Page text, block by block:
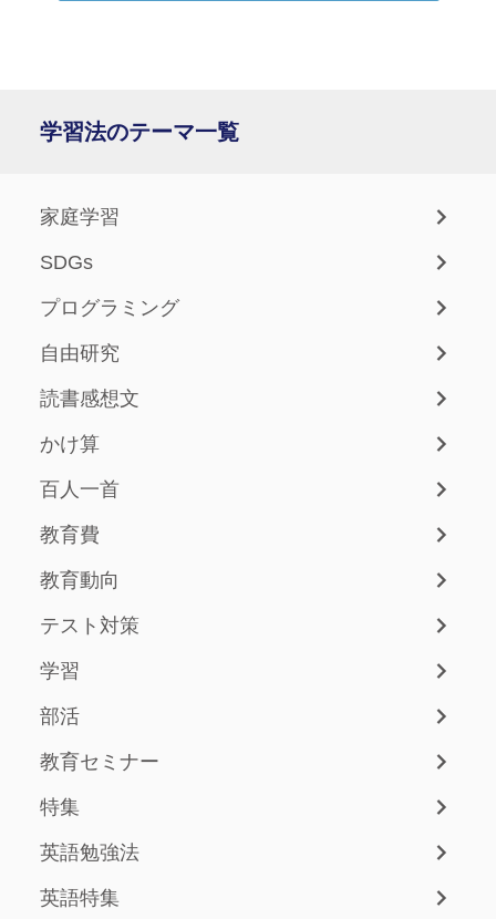
学習法のテーマ一覧
家庭学習
SDGs
プログラミング
自由研究
読書感想文
かけ算
百人一首
教育費
教育動向
テスト対策
学習
部活
教育セミナー
特集
英語勉強法
英語特集